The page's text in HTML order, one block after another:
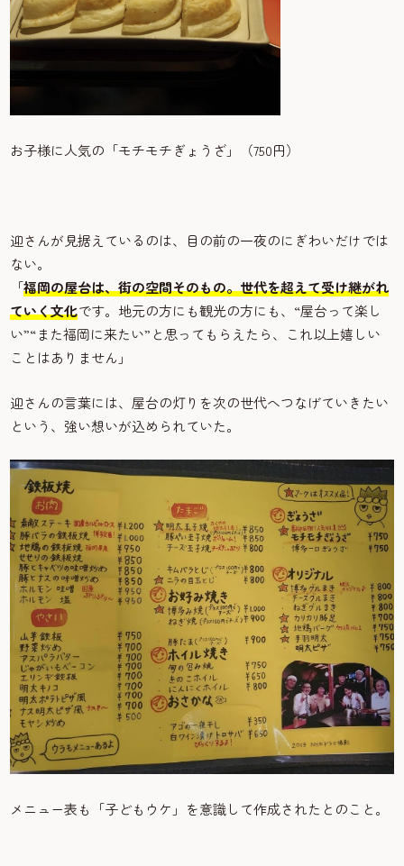
お子様に人気の「モチモチぎょうざ」（750円）
迎さんが見据えているのは、目の前の一夜のにぎわいだけでは
ない。
「福岡の屋台は、街の空間そのもの。世代を超えて受け継がれ
ていく文化です。地元の方にも観光の方にも、“屋台って楽し
い”“また福岡に来たい”と思ってもらえたら、これ以上嬉しい
ことはありません」
迎さんの言葉には、屋台の灯りを次の世代へつなげていきたい
という、強い想いが込められていた。
メニュー表も「子どもウケ」を意識して作成されたとのこと。